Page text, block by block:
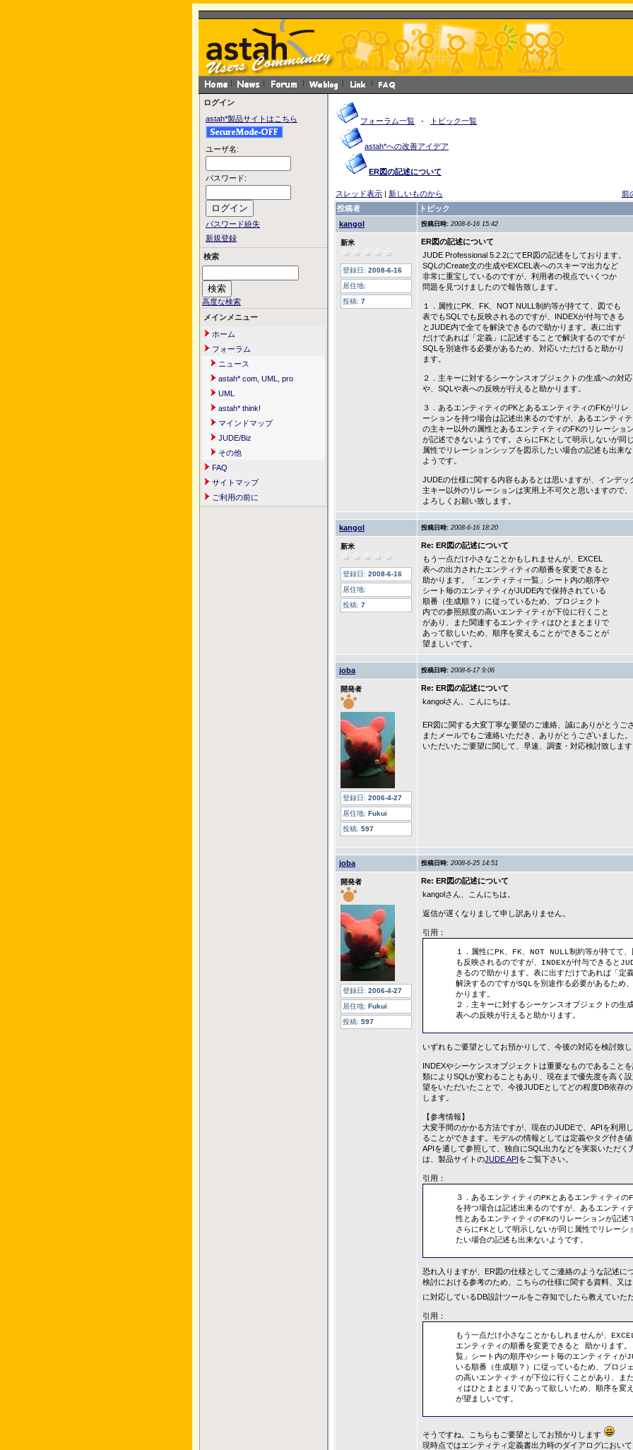
ログイン
astah*製品サイトはこちら
ユーザ名:
パスワード:
パスワード紛失
新規登録
検索
高度な検索
メインメニュー
ホーム
フォーラム
ニュース
astah* com, UML, pro
UML
astah* think!
マインドマップ
JUDE/Biz
その他
FAQ
サイトマップ
ご利用の前に
フォーラム一覧 - トピック一覧
astah*への改善アイデア
ER図の記述について
スレッド表示 | 新しいものから 前
投稿者
トピック
kangol
投稿日時: 2008-6-16 15:42
新米
登録日: 2008-6-16
居住地:
投稿: 7
ER図の記述について
JUDE Professional 5.2.2にてER図の記述をしております。
SQLのCreate文の生成やEXCEL表へのスキーマ出力など
非常に重宝しているのですが、利用者の視点でいくつか
問題を見つけましたので報告致します。
１．属性にPK、FK、NOT NULL制約等が持てて、図でも
表でもSQLでも反映されるのですが、INDEXが付与できる
とJUDE内で全てを解決できるので助かります。表に出す
だけであれば「定義」に記述することで解決するのですが
SQLを別途作る必要があるため、対応いただけると助かり
ます。
２．主キーに対するシーケンスオブジェクトの生成への対応
や、SQLや表への反映が行えると助かります。
３．あるエンティティのPKとあるエンティティのFKがリレ
ーションを持つ場合は記述出来るのですが、あるエンティテ
の主キー以外の属性とあるエンティティのFKのリレーション
が記述できないようです。さらにFKとして明示しないが同じ
属性でリレーションシップを図示したい場合の記述も出来
ようです。
JUDEの仕様に関する内容もあるとは思いますが、インデッ
主キー以外のリレーションは実用上不可欠と思いますので、
よろしくお願い致します。
kangol 投稿日時: 2008-6-16 18:20
新米
登録日: 2008-6-16
居住地:
投稿: 7
Re: ER図の記述について
もう一点だけ小さなことかもしれませんが、EXCEL
表への出力されたエンティティの順番を変更できると
助かります。「エンティティ一覧」シート内の順序や
シート毎のエンティティがJUDE内で保持されている
順番（生成順？）に従っているため、プロジェクト
内での参照頻度の高いエンティティが下位に行くこと
があり、また関連するエンティティはひとまとまりで
あって欲しいため、順序を変えることができることが
望ましいです。
joba 投稿日時: 2008-6-17 9:06
開発者
登録日: 2006-4-27
居住地: Fukui
投稿: 597
Re: ER図の記述について
kangolさん、こんにちは。
ER図に関する大変丁寧な要望のご連絡、誠にありがとうご
またメールでもご連絡いただき、ありがとうございました。
いただいたご要望に関して、早速、調査・対応検討致します
joba 投稿日時: 2008-6-25 14:51
開発者
登録日: 2006-4-27
居住地: Fukui
投稿: 597
Re: ER図の記述について
kangolさん、こんにちは。
返信が遅くなりまして申し訳ありません。
引用：
１．属性にPK、FK、NOT NULL制約等が持てて
も反映されるのですが、INDEXが付与できると
きるので助かります。表に出すだけであれば「定
解決するのですがSQLを別途作る必要があるため
かります。
２．主キーに対するシーケンスオブジェクトの生
表への反映が行えると助かります。
いずれもご要望としてお預かりして、今後の対応を検討致し
INDEXやシーケンスオブジェクトは重要なものであること
類によりSQLが変わることもあり、現在まで優先度を高く
望をいただいたことで、今後JUDEとしてどの程度DB依存
します。
【参考情報】
大変手間のかかる方法ですが、現在のJUDEで、APIを利用
ることができます。モデルの情報としては定義やタグ付き
APIを通して参照して、独自にSQL出力などを実装いただく
は、製品サイトのJUDE APIをご覧下さい。
引用：
３．あるエンティティのPKとあるエンティティ
を持つ場合は記述出来るのですが、あるエンティ
性とあるエンティティのFKのリレーションが記述
さらにFKとして明示しないが同じ属性でリレーシ
たい場合の記述も出来ないようです。
恐れ入りますが、ER図の仕様としてご連絡のような記述に
検討における参考のため、こちらの仕様に関する資料、又
に対応しているDB設計ツールをご存知でしたら教えていた
引用：
もう一点だけ小さなことかもしれませんが、
エンティティの順番を変更できると 助かります
覧」シート内の順序やシート毎のエンティティが
いる順番（生成順？）に従っているため、プロジ
の高いエンティティが下位に行くことがあり、ま
ィはひとまとまりであって欲しいため、順序を変
が望ましいです。
そうですね。こちらもご要望としてお預かりします
現時点ではエンティティ定義書出力時のダイアログにおい